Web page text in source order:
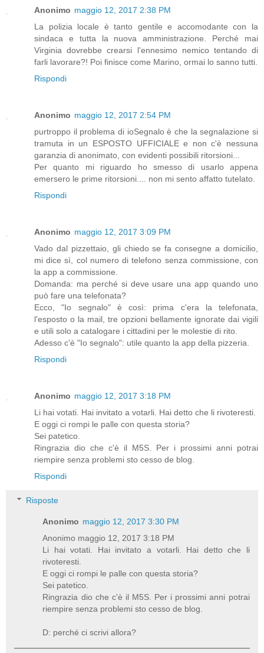
Anonimo maggio 12, 2017 2:38 PM
La polizia locale è tanto gentile e accomodante con la
sindaca e tutta la nuova amministrazione. Perché mai
Virginia dovrebbe crearsi l'ennesimo nemico tentando di
farli lavorare?! Poi finisce come Marino, ormai lo sanno tutti.
Rispondi
Anonimo maggio 12, 2017 2:54 PM
purtroppo il problema di ioSegnalo è che la segnalazione si
tramuta in un ESPOSTO UFFICIALE e non c'è nessuna
garanzia di anonimato, con evidenti possibili ritorsioni...
Per quanto mi riguardo ho smesso di usarlo appena
emersero le prime ritorsioni.... non mi sento affatto tutelato.
Rispondi
Anonimo maggio 12, 2017 3:09 PM
Vado dal pizzettaio, gli chiedo se fa consegne a domicilio,
mi dice sì, col numero di telefono senza commissione, con
la app a commissione.
Domanda: ma perché si deve usare una app quando uno
può fare una telefonata?
Ecco, "Io segnalo" è così: prima c'era la telefonata,
l'esposto o la mail, tre opzioni bellamente ignorate dai vigili
e utili solo a catalogare i cittadini per le molestie di rito.
Adesso c'è "Io segnalo": utile quanto la app della pizzeria.
Rispondi
Anonimo maggio 12, 2017 3:18 PM
Li hai votati. Hai invitato a votarli. Hai detto che li rivoteresti.
E oggi ci rompi le palle con questa storia?
Sei patetico.
Ringrazia dio che c'è il M5S. Per i prossimi anni potrai
riempire senza problemi sto cesso de blog.
Rispondi
Risposte
Anonimo maggio 12, 2017 3:30 PM
Anonimo maggio 12, 2017 3:18 PM
Li hai votati. Hai invitato a votarli. Hai detto che li
rivoteresti.
E oggi ci rompi le palle con questa storia?
Sei patetico.
Ringrazia dio che c'è il M5S. Per i prossimi anni potrai
riempire senza problemi sto cesso de blog.
D: perché ci scrivi allora?